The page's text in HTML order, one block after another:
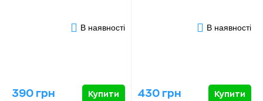
В наявності
390 грн Купити
В наявності
430 грн Купити